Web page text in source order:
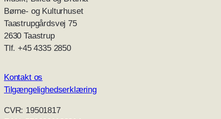
Børne- og Kulturhuset
Taastrupgårdsvej 75
2630 Taastrup
Tlf. +45 4335 2850
Kontakt os
Tilgængelighedserklæring
CVR: 19501817